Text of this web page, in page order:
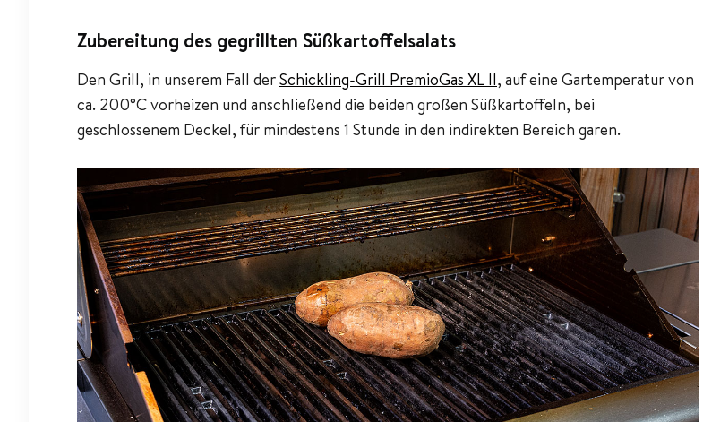
Zubereitung des gegrillten Süßkartoffelsalats
Den Grill, in unserem Fall derSchickling-Grill PremioGas XL II, auf eine Gartemperatur von
ca. 200°C vorheizen und anschließend die beiden großen Süßkartoffeln, bei
geschlossenem Deckel, für mindestens 1 Stunde in den indirekten Bereich garen.